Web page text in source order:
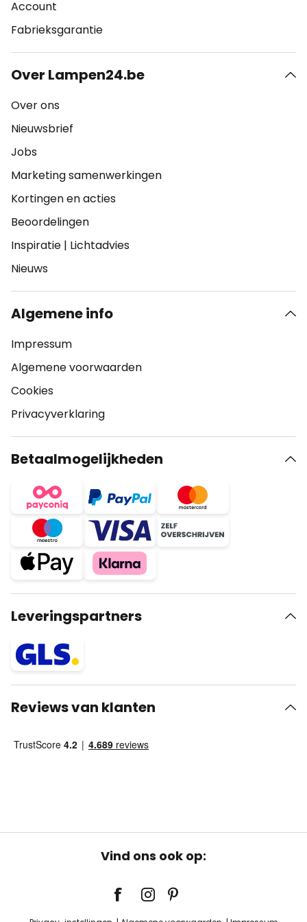
Account
Fabrieksgarantie
Over Lampen24.be
Over ons
Nieuwsbrief
Jobs
Marketing samenwerkingen
Kortingen en acties
Beoordelingen
Inspiratie | Lichtadvies
Nieuws
Algemene info
Impressum
Algemene voorwaarden
Cookies
Privacyverklaring
Betaalmogelijkheden
Leveringspartners
Reviews van klanten
Vind ons ook op: